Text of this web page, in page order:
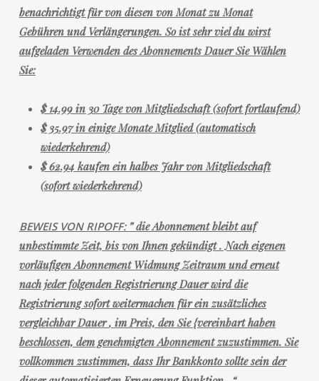
benachrichtigt für von diesen von Monat zu Monat
Gebühren und Verlängerungen. So ist sehr viel du wirst
aufgeladen Verwenden des Abonnements Dauer Sie Wählen
Sie:
$ 14.99 in 30 Tage von Mitgliedschaft (sofort fortlaufend)
$ 35.97 in einige Monate Mitglied (automatisch
wiederkehrend)
$ 62.94 kaufen ein halbes Jahr von Mitgliedschaft
(sofort wiederkehrend)
BEWEIS VON RIPOFF: ”die Abonnement bleibt auf
unbestimmte Zeit, bis von Ihnen gekündigt. Nach eigenen
vorläufigen Abonnement Widmung Zeitraum und erneut
nach jeder folgenden Registrierung Dauer wird die
Registrierung sofort weitermachen für ein zusätzliches
vergleichbar Dauer, im Preis, den Sie {vereinbart haben
beschlossen, dem genehmigten Abonnement zuzustimmen.Sie
vollkommen zustimmen, dass Ihr Bankkonto sollte sein der